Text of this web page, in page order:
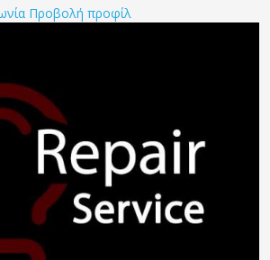
Προβολή προφίλ